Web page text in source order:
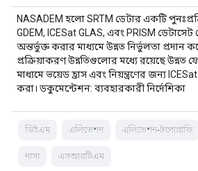
NASADEM হলো SRTM ডেটার একটি
GDEM, ICESat GLAS, এবং PRISM
অন্তর্ভুক্ত করার মাধ্যমে উন্নত নির্ভুলতা প্রদান
প্রক্রিয়াকরণ উন্নতিগুলোর মধ্যে রয়েছে উন্নত
মাধ্যমে ভয়েড হ্রাস এবং নিয়ন্ত্রণের জন্য
করা। ডকুমেন্টেশন: ব্যবহারকারী নির্দেশিকা
ডিইএম এলিভেশন এলিভেশন-টপোগ্রাফি
নাসা এসআরটিএম